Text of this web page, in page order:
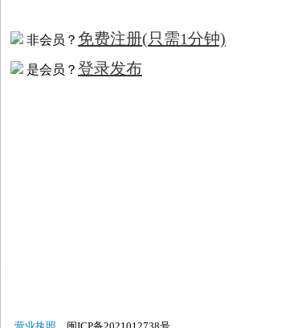
非会员？ 免费注册(只需1分钟)
是会员？ 登录发布